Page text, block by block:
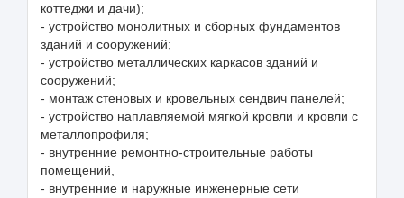
коттеджи и дачи);
- устройство монолитных и сборных фундаментов
зданий и сооружений;
- устройство металлических каркасов зданий и
сооружений;
- монтаж стеновых и кровельных сендвич панелей;
- устройство наплавляемой мягкой кровли и кровли с
металлопрофиля;
- внутренние ремонтно-строительные работы
помещений,
- внутренние и наружные инженерные сети